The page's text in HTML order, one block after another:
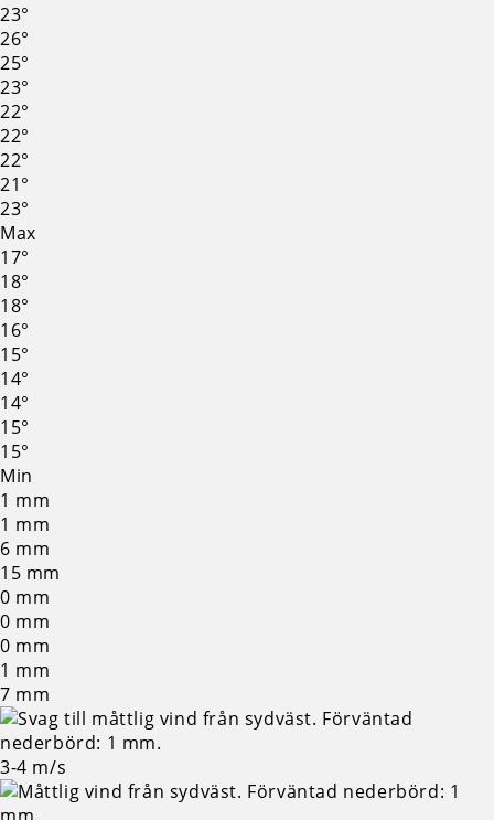
23°
26°
25°
23°
22°
22°
22°
21°
23°
Max
17°
18°
18°
16°
15°
14°
14°
15°
15°
Min
1 mm
1 mm
6 mm
15 mm
0 mm
0 mm
0 mm
1 mm
7 mm
3-4 m/s